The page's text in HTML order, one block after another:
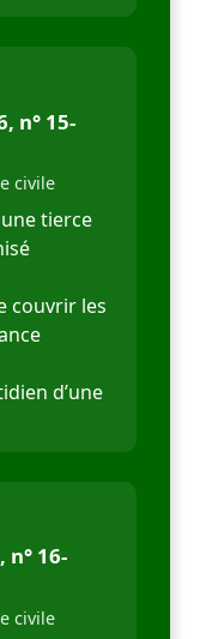
n° 15-
civile
tierce
couvrir les
d’une
n° 16-
civile